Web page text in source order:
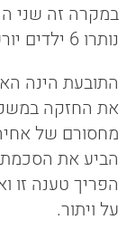
במקרה זה שני
נותרו 6 ילדים יורשים כאשר 4 מהם חסויים.
התובעת הינה
את החזקה במשק
מחסורם של
הביע את
הפריך טענה זו
על ויתור.